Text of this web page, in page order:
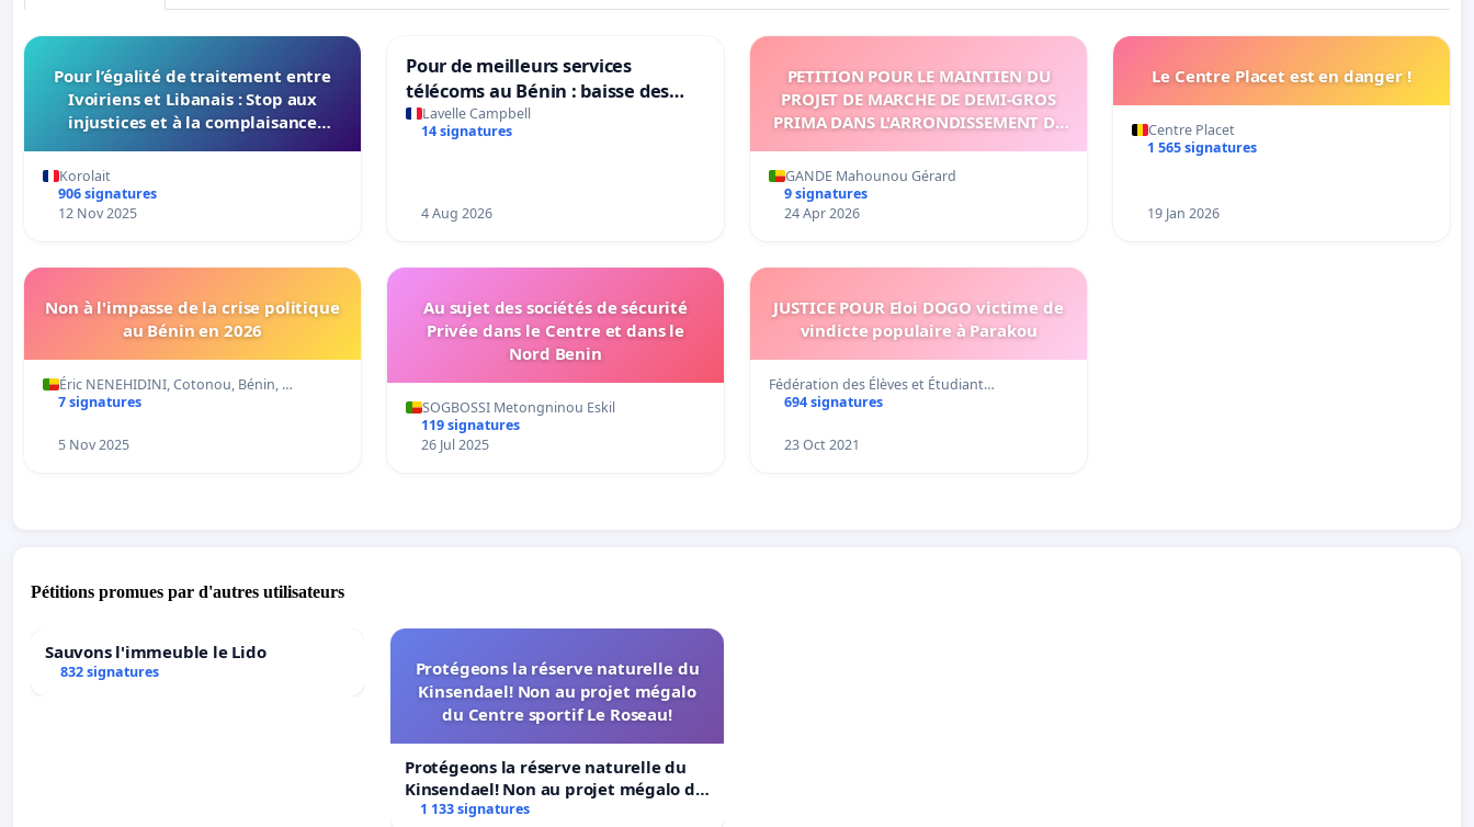
Pour l’égalité de traitement entre
Ivoiriens et Libanais : Stop aux
injustices et à la complaisance
Korolait
906 signatures
12 Nov 2025
Pour de meilleurs services
télécoms au Bénin : baisse des
coûts et amélioration du réseau
chez MTN, Moov et Celtis
Lavelle Campbell
14 signatures
4 Aug 2026
PETITION POUR LE MAINTIEN DU
PROJET DE MARCHE DE DEMI-GROS
PRIMA DANS L'ARRONDISSEMENT DE
GANDE Mahounou Gérard
9 signatures
24 Apr 2026
Le Centre Placet est en danger !
Centre Placet
1 565 signatures
19 Jan 2026
Non à l'impasse de la crise politique
au Bénin en 2026
Éric NENEHIDINI, Cotonou, Bénin, …
7 signatures
5 Nov 2025
Au sujet des sociétés de sécurité
Privée dans le Centre et dans le
Nord Benin
SOGBOSSI Metongninou Eskil
119 signatures
26 Jul 2025
JUSTICE POUR Eloi DOGO victime de
vindicte populaire à Parakou
Fédération des Élèves et Étudiant…
694 signatures
23 Oct 2021
Pétitions promues par d'autres utilisateurs
Sauvons l'immeuble le Lido
832 signatures
Protégeons la réserve naturelle du
Kinsendael! Non au projet mégalo
du Centre sportif Le Roseau!
Protégeons la réserve naturelle du
Kinsendael! Non au projet mégalo du
Centre sportif Le Roseau!
1 133 signatures